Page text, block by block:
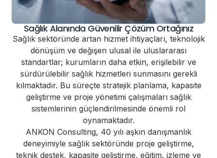
Sağlık Alanında Güvenilir Çözüm Ortağınız
Sağlık sektöründe artan hizmet ihtiyaçları, teknolojik
dönüşüm ve değişen ulusal ile uluslararası
standartlar; kurumların daha etkin, erişilebilir ve
sürdürülebilir sağlık hizmetleri sunmasını gerekli
kılmaktadır. Bu süreçte stratejik planlama, kapasite
geliştirme ve proje yönetimi çalışmaları sağlık
sistemlerinin güçlendirilmesinde önemli rol
oynamaktadır.
ANKON Consulting, 40 yılı aşkın danışmanlık
deneyimiyle sağlık sektöründe proje geliştirme,
teknik destek, kapasite geliştirme, eğitim, izleme ve